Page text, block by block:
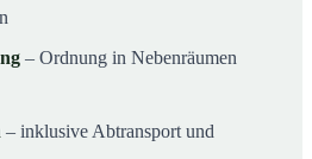
– Ordnung in Nebenräumen
– inklusive Abtransport und